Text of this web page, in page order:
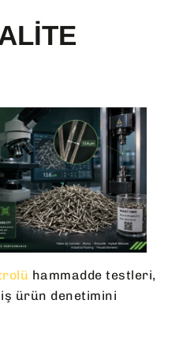
hammadde testleri,
ürün denetimini